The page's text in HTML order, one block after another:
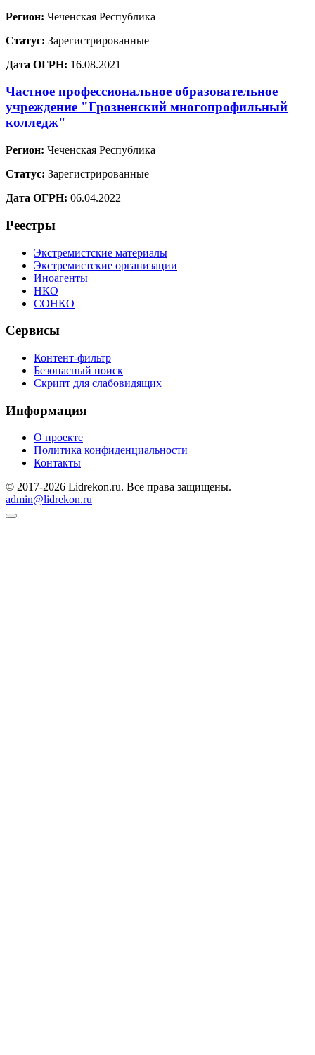
Регион: Чеченская Республика
Статус: Зарегистрированные
Дата ОГРН: 16.08.2021
Частное профессиональное образовательное
учреждение "Грозненский многопрофильный
колледж"
Регион: Чеченская Республика
Статус: Зарегистрированные
Дата ОГРН: 06.04.2022
Реестры
Экстремистские материалы
Экстремистские организации
Иноагенты
НКО
СОНКО
Сервисы
Контент-фильтр
Безопасный поиск
Скрипт для слабовидящих
Информация
О проекте
Политика конфиденциальности
Контакты
© 2017-2026 Lidrekon.ru. Все права защищены.
admin@lidrekon.ru